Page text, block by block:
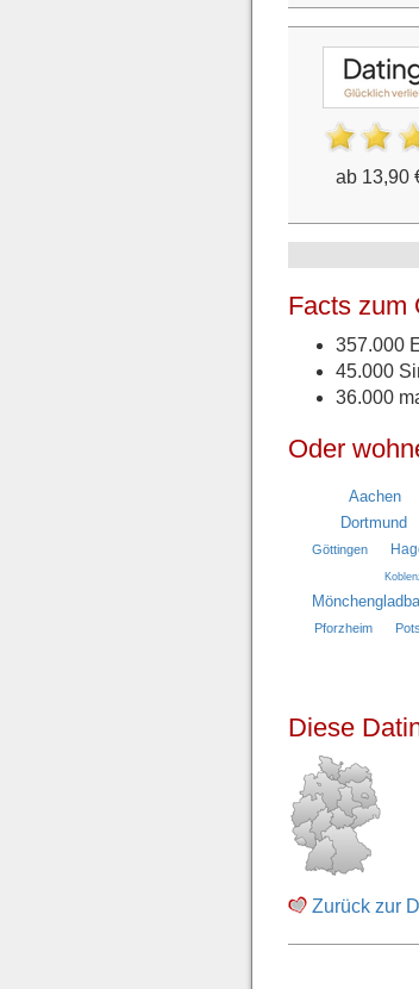
ab 13,90
Facts zum
357.000
45.000
36.000
Oder
Aachen
Dortmund
Göttingen
Pforzheim
Diese
Zurück zur